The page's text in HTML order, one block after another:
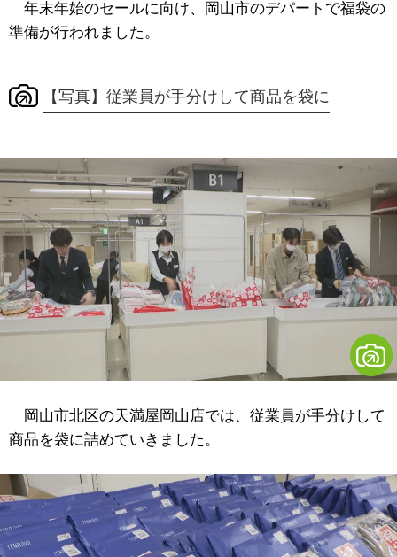
年末年始のセールに向け、岡山市のデパートで福袋の
準備が行われました。
【写真】従業員が手分けして商品を袋に
岡山市北区の天満屋岡山店では、従業員が手分けして
商品を袋に詰めていきました。